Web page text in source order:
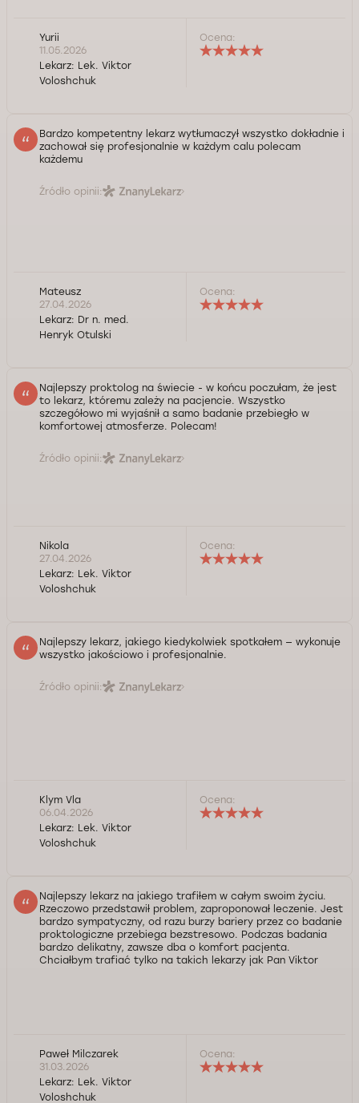
Yurii
11.05.2026
Lekarz: Lek. Viktor
Voloshchuk
Ocena:
Bardzo kompetentny lekarz wytłumaczył wszystko dokładnie i
zachował się profesjonalnie w każdym calu polecam
każdemu
Źródło opinii:
Mateusz
27.04.2026
Lekarz: Dr n. med.
Henryk Otulski
Ocena:
Najlepszy proktolog na świecie - w końcu poczułam, że jest
to lekarz, któremu zależy na pacjencie. Wszystko
szczegółowo mi wyjaśnił a samo badanie przebiegło w
komfortowej atmosferze. Polecam!
Źródło opinii:
Nikola
27.04.2026
Lekarz: Lek. Viktor
Voloshchuk
Ocena:
Najlepszy lekarz, jakiego kiedykolwiek spotkałem — wykonuje
wszystko jakościowo i profesjonalnie.
Źródło opinii:
Klym Vla
06.04.2026
Lekarz: Lek. Viktor
Voloshchuk
Ocena:
Najlepszy lekarz na jakiego trafiłem w całym swoim życiu.
Rzeczowo przedstawił problem, zaproponował leczenie. Jest
bardzo sympatyczny, od razu burzy bariery przez co badanie
proktologiczne przebiega bezstresowo. Podczas badania
bardzo delikatny, zawsze dba o komfort pacjenta.
Chciałbym trafiać tylko na takich lekarzy jak Pan Viktor
Szanowny Panie Pawle, Dziękujemy za Pana opinię,
zaufanie oraz wysoką ocenę pracy naszego
Paweł Milczarek
31.03.2026
Lekarz: Lek. Viktor
Voloshchuk
Ocena: